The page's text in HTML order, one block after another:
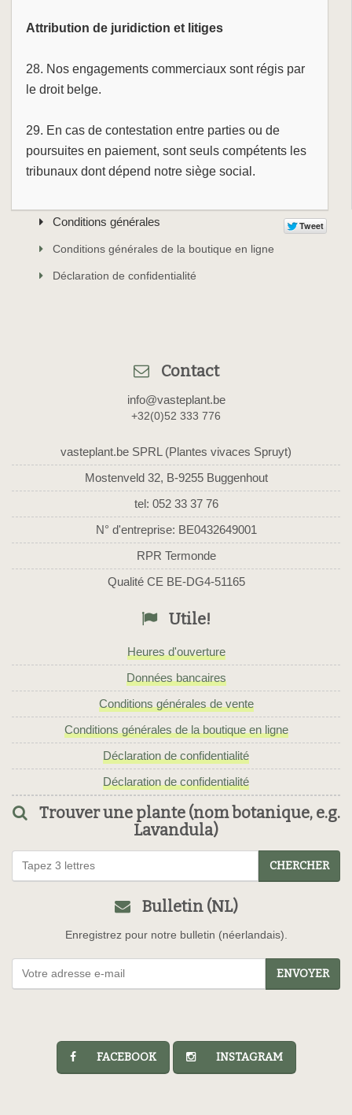
Attribution de juridiction et litiges
28. Nos engagements commerciaux sont régis par
le droit belge.
29. En cas de contestation entre parties ou de
poursuites en paiement, sont seuls compétents les
tribunaux dont dépend notre siège social.
Conditions générales
Conditions générales de la boutique en ligne
Déclaration de confidentialité
Contact
info@vasteplant.be
+32(0)52 333 776
vasteplant.be SPRL (Plantes vivaces Spruyt)
Mostenveld 32, B-9255 Buggenhout
tel: 052 33 37 76
N° d'entreprise: BE0432649001
RPR Termonde
Qualité CE BE-DG4-51165
Utile!
Heures d'ouverture
Données bancaires
Conditions générales de vente
Conditions générales de la boutique en ligne
Déclaration de confidentialité
Déclaration de confidentialité
Trouver une plante (nom botanique, e.g.
Lavandula)
CHERCHER
Bulletin (NL)
Enregistrez pour notre bulletin (néerlandais).
ENVOYER
FACEBOOK INSTAGRAM